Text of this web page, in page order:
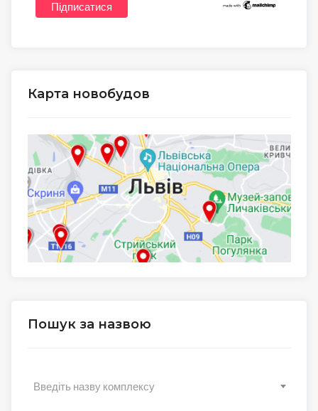
Карта новобудов
Пошук за назвою
Введіть назву комплексу